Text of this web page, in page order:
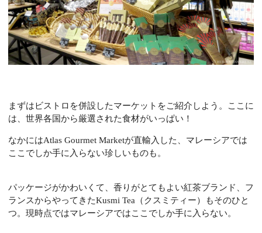
まずはビストロを併設したマーケットをご紹介しよう。ここに
は、世界各国から厳選された食材がいっぱい！
なかにはAtlas Gourmet Marketが直輸入した、マレーシアでは
ここでしか手に入らない珍しいものも。
パッケージがかわいくて、香りがとてもよい紅茶ブランド、フ
ランスからやってきたKusmi Tea（クスミティー）もそのひと
つ。現時点ではマレーシアではここでしか手に入らない。